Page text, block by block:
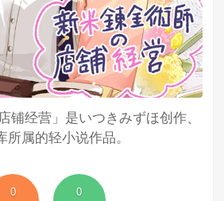
铺经营」是いつきみずほ创作、
属的轻小说作品。
0
0